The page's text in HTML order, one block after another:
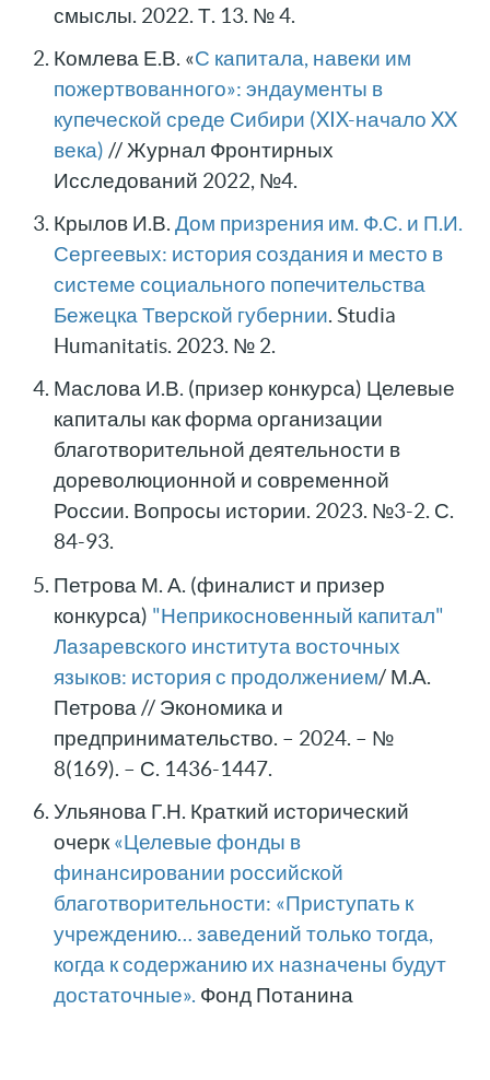
смыслы. 2022. Т. 13. № 4.
Комлева Е.В. «С капитала, навеки им
пожертвованного»: эндаументы в
купеческой среде Сибири (XIX-начало XX
века) // Журнал Фронтирных
Исследований 2022, №4.
Крылов И.В. Дом призрения им. Ф.С. и П.И.
Сергеевых: история создания и место в
системе социального попечительства
Бежецка Тверской губернии. Studia
Humanitatis. 2023. № 2.
Маслова И.В. (призер конкурса) Целевые
капиталы как форма организации
благотворительной деятельности в
дореволюционной и современной
России. Вопросы истории. 2023. №3-2. С.
84-93.
Петрова М. А. (финалист и призер
конкурса) "Неприкосновенный капитал"
Лазаревского института восточных
языков: история с продолжением/ М.А.
Петрова // Экономика и
предпринимательство. – 2024. – №
8(169). – С. 1436-1447.
Ульянова Г.Н. Краткий исторический
очерк «Целевые фонды в
финансировании российской
благотворительности: «Приступать к
учреждению… заведений только тогда,
когда к содержанию их назначены будут
достаточные». Фонд Потанина